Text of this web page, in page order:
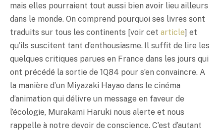
mais elles pourraient tout aussi bien avoir lieu ailleurs
dans le monde. On comprend pourquoi ses livres sont
traduits sur tous les continents [voir cet article] et
qu’ils suscitent tant d’enthousiasme. Il suffit de lire les
quelques critiques parues en France dans les jours qui
ont précédé la sortie de 1Q84 pour s’en convaincre. A
la manière d’un Miyazaki Hayao dans le cinéma
d’animation qui délivre un message en faveur de
l’écologie, Murakami Haruki nous alerte et nous
rappelle à notre devoir de conscience. C’est d’autant